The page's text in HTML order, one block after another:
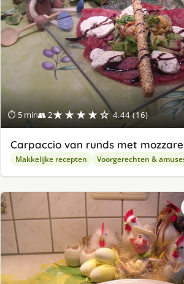
⏱ 5 min👥 2★★★★☆ 4.44 (16)
Carpaccio van runds met
Makkelijke recepten Voorgerechten &